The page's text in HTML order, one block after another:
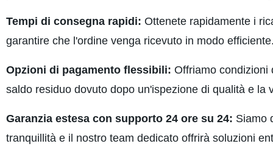
Tempi di consegna rapidi: Ottenete rapidamente i
garantire che l'ordine venga ricevuto in modo
Opzioni di pagamento flessibili: Offriamo condizioni
saldo residuo dovuto dopo un'ispezione di qualità e la
Garanzia estesa con supporto 24 ore su 24: Siamo
tranquillità e il nostro team dedicato offrirà soluzioni